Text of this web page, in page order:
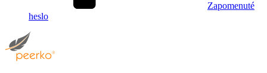
Zapomenuté
heslo